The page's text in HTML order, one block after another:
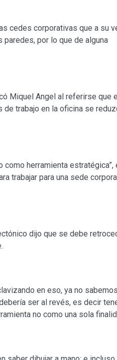
cedes corporativas que a su
por lo que de alguna
Miquel Angel al referirse que
trabajo en la oficina se
herramienta estratégica”,
trabajar para una sede
dijo que se debe
en eso, ya no sabemos
ser al revés, es decir
no como una sola